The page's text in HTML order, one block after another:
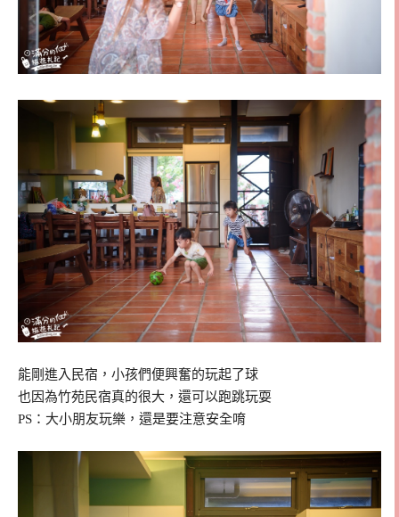
能剛進入民宿，小孩們便興奮的玩起了球
也因為竹苑民宿真的很大，還可以跑跳玩耍
PS：大小朋友玩樂，還是要注意安全唷